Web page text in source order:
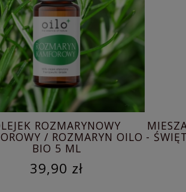
ROZMARYNOWY
/ ROZMARYN OILO
BIO 5 ML
39,90 zł
-